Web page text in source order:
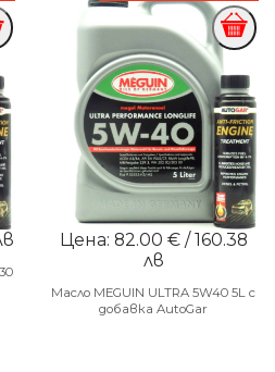
Цена: 82.00 € / 160.38
лв
Масло MEGUIN ULTRA 5W40 5L с
добавка AutoGar